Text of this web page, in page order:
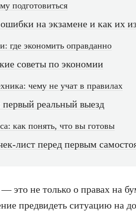
подготовиться
на экзамене и как их
где экономить оправданно
советы по экономии
чему не учат в правилах
реальный выезд
как понять, что вы готовы
лист перед первым
это не только о правах на
предвидеть ситуацию на